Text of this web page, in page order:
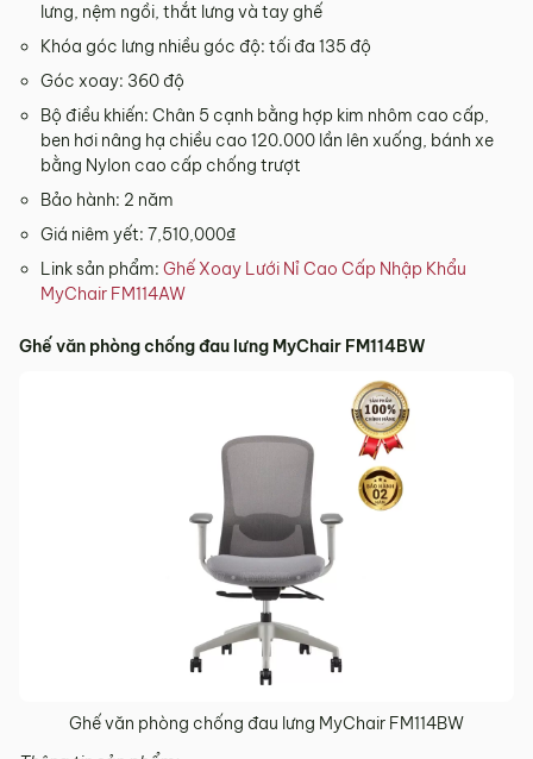
lưng, nệm ngồi, thắt lưng và tay ghế
Khóa góc lưng nhiều góc độ: tối đa 135 độ
Góc xoay: 360 độ
Bộ điều khiến: Chân 5 cạnh bằng hợp kim nhôm cao cấp,
ben hơi nâng hạ chiều cao 120.000 lần lên xuống, bánh xe
bằng Nylon cao cấp chống trượt
Bảo hành: 2 năm
Giá niêm yết: 7,510,000₫
Link sản phẩm: Ghế Xoay Lưới Nỉ Cao Cấp Nhập Khẩu
MyChair FM114AW
Ghế văn phòng chống đau lưng MyChair FM114BW
Ghế văn phòng chống đau lưng MyChair FM114BW​